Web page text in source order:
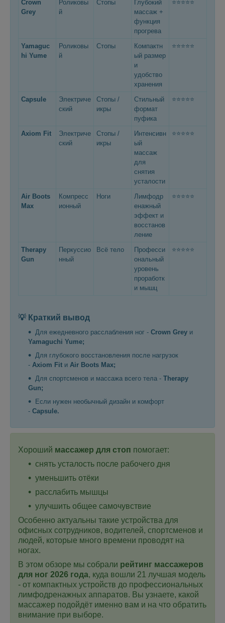
Crown
Grey
Роликовы
й
Стопы
Глубокий
массаж +
функция
прогрева
⭐⭐⭐⭐⭐
Yamaguc
hi Yume
Роликовы
й
Стопы
Компактн
ый размер
и
удобство
хранения
⭐⭐⭐⭐⭐
Capsule
Электриче
ский
Стопы /
икры
Стильный
формат
пуфика
⭐⭐⭐⭐⭐
Axiom Fit
Электриче
ский
Стопы /
икры
Интенсивн
ый
массаж
для
снятия
усталости
⭐⭐⭐⭐⭐
Air Boots
Max
Компресс
ионный
Ноги
Лимфодр
енажный
эффект и
восстанов
ление
⭐⭐⭐⭐⭐
Therapy
Gun
Перкуссио
нный
Всё тело
Професси
ональный
уровень
проработк
и мышц
⭐⭐⭐⭐⭐
💡 Краткий вывод
Для ежедневного расслабления ног - Crown Grey и
Yamaguchi Yume;
Для глубокого восстановления после нагрузок
- Axiom Fit и Air Boots Max;
Для спортсменов и массажа всего тела - Therapy
Gun;
Если нужен необычный дизайн и комфорт
- Capsule.
Хороший массажер для стоп помогает:
снять усталость после рабочего дня
уменьшить отёки
расслабить мышцы
улучшить общее самочувствие
Особенно актуальны такие устройства для
офисных сотрудников, водителей, спортсменов и
людей, которые много времени проводят на
ногах.
В этом обзоре мы собрали рейтинг массажеров
для ног 2026 года, куда вошли 21 лучшая модель
- от компактных устройств до профессиональных
лимфодренажных аппаратов. Вы узнаете, какой
массажер подойдёт именно вам и на что обратить
внимание при выборе.